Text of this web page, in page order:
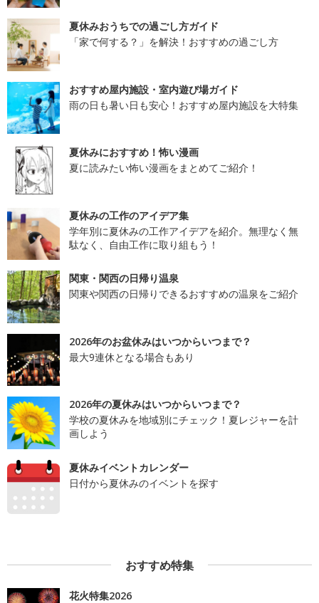
夏休みおうちでの過ごし方ガイド
「家で何する？」を解決！おすすめの過ごし方
おすすめ屋内施設・室内遊び場ガイド
雨の日も暑い日も安心！おすすめ屋内施設を大特集
夏休みにおすすめ！怖い漫画
夏に読みたい怖い漫画をまとめてご紹介！
夏休みの工作のアイデア集
学年別に夏休みの工作アイデアを紹介。無理なく無
駄なく、自由工作に取り組もう！
関東・関西の日帰り温泉
関東や関西の日帰りできるおすすめの温泉をご紹介
2026年のお盆休みはいつからいつまで？
最大9連休となる場合もあり
2026年の夏休みはいつからいつまで？
学校の夏休みを地域別にチェック！夏レジャーを計
画しよう
夏休みイベントカレンダー
日付から夏休みのイベントを探す
おすすめ特集
花火特集2026